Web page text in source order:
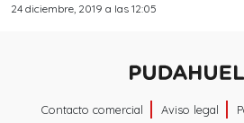
24 diciembre, 2019 a las 12:05
Contacto comercial Aviso legal